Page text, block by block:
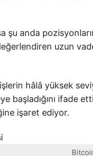
şu anda
uzun
hâlâ yüksek
başladığını ifade
işaret ediyor.